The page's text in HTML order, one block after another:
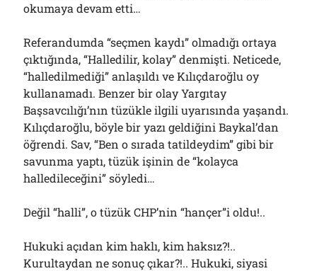
okumaya devam etti…
Referandumda “seçmen kaydı” olmadığı ortaya
çıktığında, “Halledilir, kolay” denmişti. Neticede,
“halledilmediği” anlaşıldı ve Kılıçdaroğlu oy
kullanamadı. Benzer bir olay Yargıtay
Başsavcılığı’nın tüzükle ilgili uyarısında yaşandı.
Kılıçdaroğlu, böyle bir yazı geldiğini Baykal’dan
öğrendi. Sav, “Ben o sırada tatildeydim” gibi bir
savunma yaptı, tüzük işinin de “kolayca
halledileceğini” söyledi…
Değil “halli”, o tüzük CHP’nin “hançer”i oldu!..
Hukuki açıdan kim haklı, kim haksız?!..
Kurultaydan ne sonuç çıkar?!.. Hukuki, siyasi